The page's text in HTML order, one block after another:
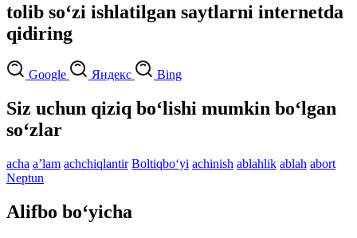
tolib so‘zi ishlatilgan saytlarni internetda
qidiring
Google Яндекс Bing
Siz uchun qiziq bo‘lishi mumkin bo‘lgan
so‘zlar
acha aʼlam achchiqlantir Boltiqbo‘yi achinish ablahlik ablah abort
Neptun
Alifbo bo‘yicha